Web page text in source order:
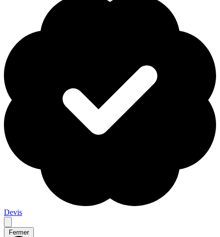
Devis
Fermer